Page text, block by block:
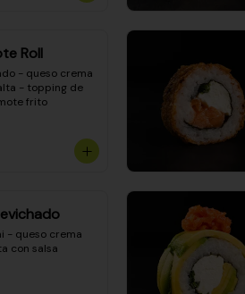
Roll
- queso crema
- topping de
frito
- queso crema
con salsa